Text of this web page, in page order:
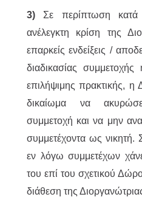
3) Σε περίπτωση
ανέλεγκτη κρίση της
επαρκείς ενδείξεις /
διαδικασίας
επιλήψιμης πρακτικής, η
δικαίωμα να
συμμετοχή και να μην
συμμετέχοντα ως
εν λόγω συμμετέχων
του επί του σχετικού
διάθεση της